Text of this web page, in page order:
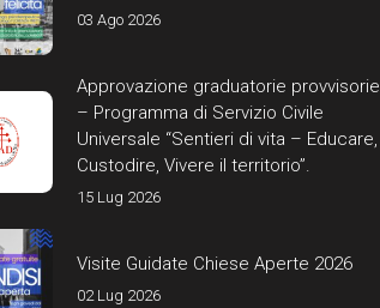
03 Ago 2026
Approvazione graduatorie provvisorie
– Programma di Servizio Civile
Universale “Sentieri di vita – Educare,
Custodire, Vivere il territorio”.
15 Lug 2026
Visite Guidate Chiese Aperte 2026
02 Lug 2026